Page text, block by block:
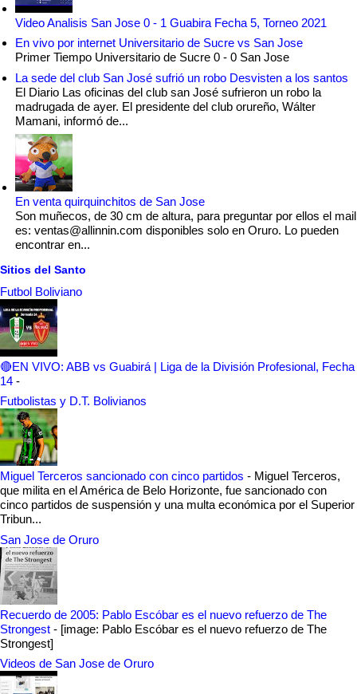
Video Analisis San Jose 0 - 1 Guabira Fecha 5, Torneo 2021
En vivo por internet Universitario de Sucre vs San Jose
Primer Tiempo Universitario de Sucre 0 - 0 San Jose
La sede del club San José sufrió un robo Desvisten a los santos
El Diario Las oficinas del club san José sufrieron un robo la
madrugada de ayer. El presidente del club orureño, Wálter
Mamani, informó de...
En venta quirquinchitos de San Jose
Son muñecos, de 30 cm de altura, para preguntar por ellos el mail
es: ventas@allinnin.com disponibles solo en Oruro. Lo pueden
encontrar en...
Sitios del Santo
Futbol Boliviano
🔴EN VIVO: ABB vs Guabirá | Liga de la División Profesional, Fecha
14 -
Futbolistas y D.T. Bolivianos
Miguel Terceros sancionado con cinco partidos - Miguel Terceros,
que milita en el América de Belo Horizonte, fue sancionado con
cinco partidos de suspensión y una multa económica por el Superior
Tribun...
San Jose de Oruro
Recuerdo de 2005: Pablo Escóbar es el nuevo refuerzo de The
Strongest - [image: Pablo Escóbar es el nuevo refuerzo de The
Strongest]
Videos de San Jose de Oruro